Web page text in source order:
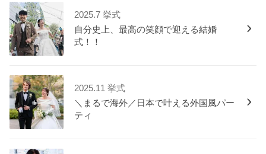
2025.7 挙式
自分史上、最高の笑顔で迎える結婚
式！！
2025.11 挙式
＼まるで海外／日本で叶える外国風パー
ティ